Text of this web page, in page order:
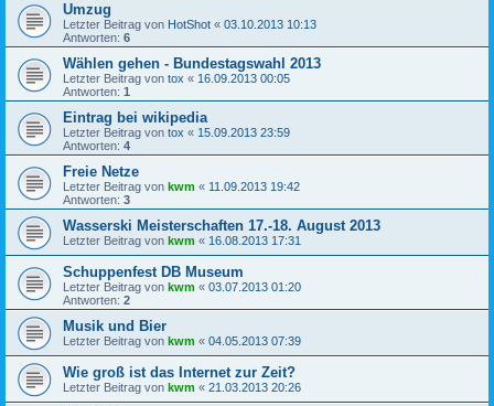
Umzug
Letzter Beitrag von HotShot « 03.10.2013 10:13
Antworten: 6
Wählen gehen - Bundestagswahl 2013
Letzter Beitrag von tox « 16.09.2013 00:05
Antworten: 1
Eintrag bei wikipedia
Letzter Beitrag von tox « 15.09.2013 23:59
Antworten: 4
Freie Netze
Letzter Beitrag von kwm « 11.09.2013 19:42
Antworten: 3
Wasserski Meisterschaften 17.-18. August 2013
Letzter Beitrag von kwm « 16.08.2013 17:31
Schuppenfest DB Museum
Letzter Beitrag von kwm « 03.07.2013 01:20
Antworten: 2
Musik und Bier
Letzter Beitrag von kwm « 04.05.2013 07:39
Wie groß ist das Internet zur Zeit?
Letzter Beitrag von kwm « 21.03.2013 20:26